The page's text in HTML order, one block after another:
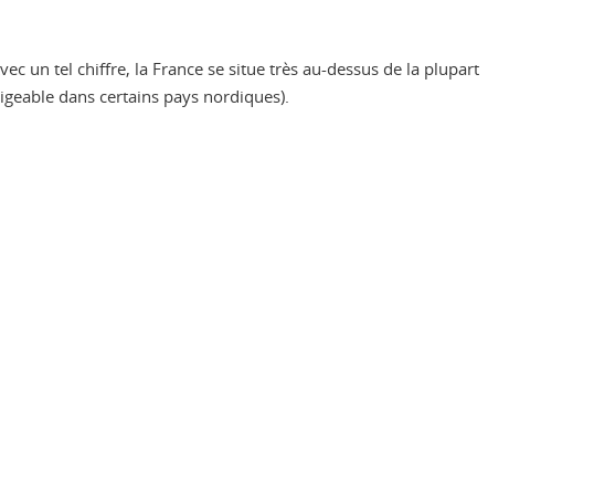
un tel chiffre, la France se situe très au-dessus de la plupart
dans certains pays nordiques).